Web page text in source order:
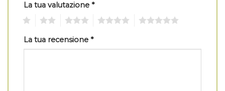
La tua valutazione *
La tua recensione *